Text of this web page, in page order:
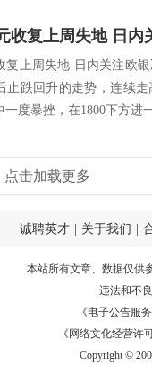
收复上周失地 日内
复上周失地 日内关注欧
止跌回升的走势，连续
一度暴挫，在1800下方进
点击加载更多
诚聘英才 关于我们
本站所有文章、数据仅供
违法和不
《电子公告服务
《网络文化经营许
Copyright ©